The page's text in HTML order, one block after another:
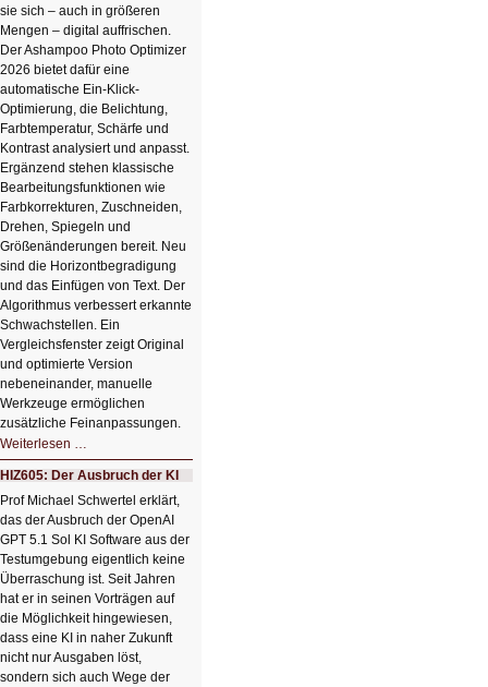
sie sich – auch in größeren
Mengen – digital auffrischen.
Der Ashampoo Photo Optimizer
2026 bietet dafür eine
automatische Ein-Klick-
Optimierung, die Belichtung,
Farbtemperatur, Schärfe und
Kontrast analysiert und anpasst.
Ergänzend stehen klassische
Bearbeitungsfunktionen wie
Farbkorrekturen, Zuschneiden,
Drehen, Spiegeln und
Größenänderungen bereit. Neu
sind die Horizontbegradigung
und das Einfügen von Text. Der
Algorithmus verbessert erkannte
Schwachstellen. Ein
Vergleichsfenster zeigt Original
und optimierte Version
nebeneinander, manuelle
Werkzeuge ermöglichen
zusätzliche Feinanpassungen.
Weiterlesen …
Bildverschönerung
mit
einem
Klick
HIZ606:
Bildverschönerung
mit
einem
Klick
HIZ605: Der Ausbruch der KI
Prof Michael Schwertel erklärt,
das der Ausbruch der OpenAI
GPT 5.1 Sol KI Software aus der
Testumgebung eigentlich keine
Überraschung ist. Seit Jahren
hat er in seinen Vorträgen auf
die Möglichkeit hingewiesen,
dass eine KI in naher Zukunft
nicht nur Ausgaben löst,
sondern sich auch Wege der